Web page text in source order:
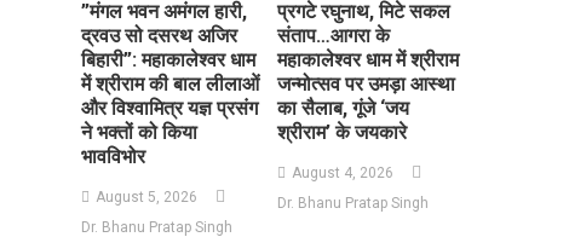
​”मंगल भवन अमंगल हारी,
द्रवउ सो दसरथ अजिर
बिहारी”: महाकालेश्वर धाम
में श्रीराम की बाल लीलाओं
और विश्वामित्र यज्ञ प्रसंग
ने भक्तों को किया
भावविभोर
August 5, 2026
Dr. Bhanu Pratap Singh
प्रगटे रघुनाथ, मिटे सकल
संताप…आगरा के
महाकालेश्वर धाम में श्रीराम
जन्मोत्सव पर उमड़ा आस्था
का सैलाब, गूंजे ‘जय
श्रीराम’ के जयकारे
August 4, 2026
Dr. Bhanu Pratap Singh